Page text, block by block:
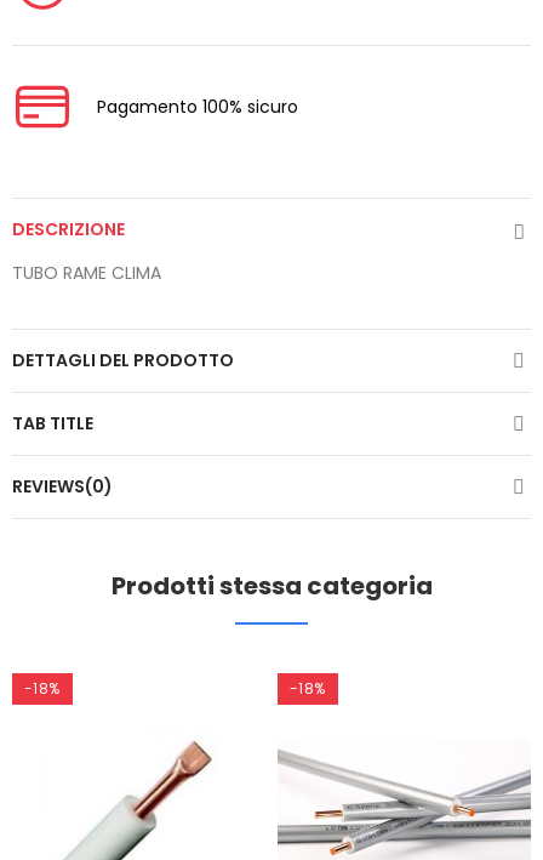
Pagamento 100% sicuro
DESCRIZIONE
TUBO RAME CLIMA
DETTAGLI DEL PRODOTTO
TAB TITLE
REVIEWS(0)
Prodotti stessa categoria
-18% -18%